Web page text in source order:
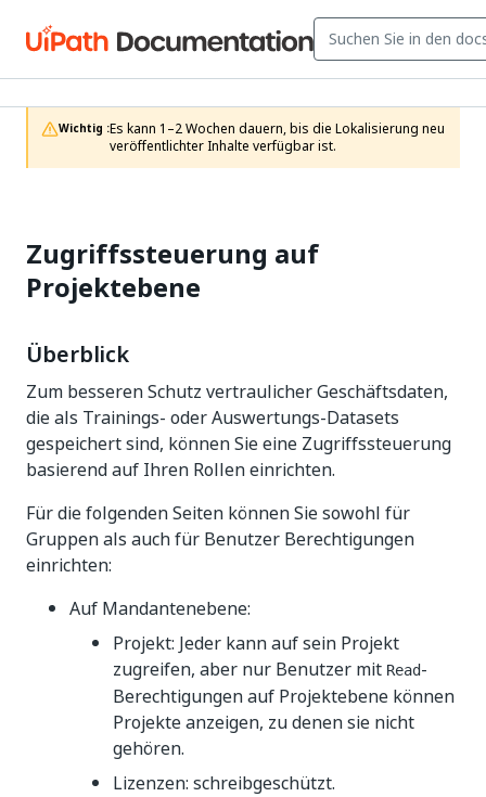
Wichtig :Es kann 1–2 Wochen dauern, bis die Lokalisierung neu
veröffentlichter Inhalte verfügbar ist.
Zugriffssteuerung auf
Projektebene
Überblick
Zum besseren Schutz vertraulicher Geschäftsdaten,
die als Trainings- oder Auswertungs-Datasets
gespeichert sind, können Sie eine Zugriffssteuerung
basierend auf Ihren Rollen einrichten.
Für die folgenden Seiten können Sie sowohl für
Gruppen als auch für Benutzer Berechtigungen
einrichten:
Auf Mandantenebene:
Projekt: Jeder kann auf sein Projekt
zugreifen, aber nur Benutzer mit Read-
Berechtigungen auf Projektebene können
Projekte anzeigen, zu denen sie nicht
gehören.
Lizenzen: schreibgeschützt.